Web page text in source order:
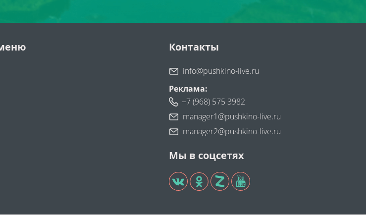
Контакты
info@pushkino-live.ru
Реклама:
+7 (968) 575 3982
manager1@pushkino-live.ru
manager2@pushkino-live.ru
Мы в соцсетях